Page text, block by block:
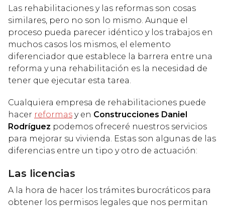
Las rehabilitaciones y las reformas son cosas
similares, pero no son lo mismo. Aunque el
proceso pueda parecer idéntico y los trabajos en
muchos casos los mismos, el elemento
diferenciador que establece la barrera entre una
reforma y una rehabilitación es la necesidad de
tener que ejecutar esta tarea.
Cualquiera empresa de rehabilitaciones puede
hacer reformas y en Construcciones Daniel
Rodríguez podemos ofreceré nuestros servicios
para mejorar su vivienda. Estas son algunas de las
diferencias entre un tipo y otro de actuación:
Las licencias
A la hora de hacer los trámites burocráticos para
obtener los permisos legales que nos permitan